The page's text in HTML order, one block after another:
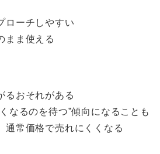
ローチしやすい
まま使える
るおそれがある
なるのを待つ”傾向になることも
通常価格で売れにくくなる